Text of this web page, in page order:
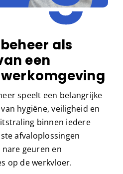
als
een
speelt een belangrijke
hygiëne, veiligheid en
binnen iedere
afvaloplossingen
geuren en
op de werkvloer.